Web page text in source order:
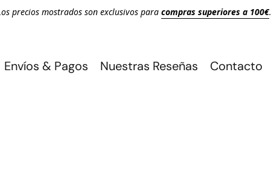
precios mostrados son exclusivos para compras superiores a 100€.
Envíos & Pagos Nuestras Reseñas Contacto